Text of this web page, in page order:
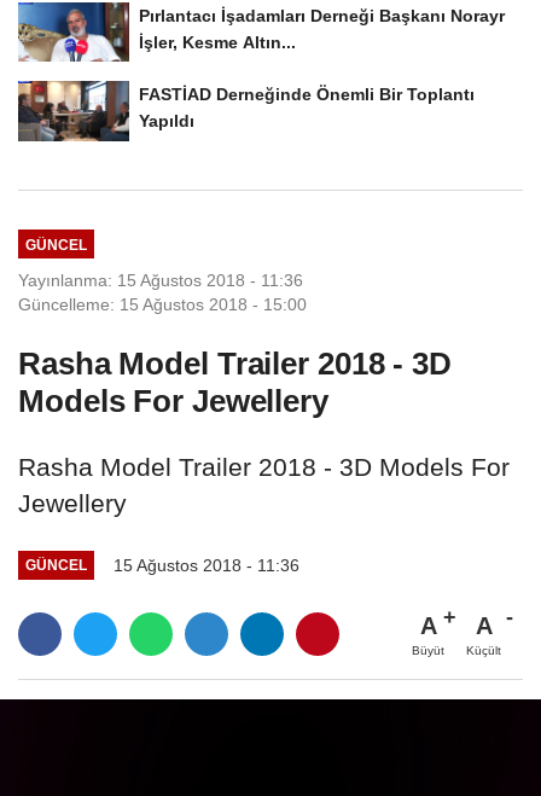
Pırlantacı İşadamları Derneği Başkanı Norayr
İşler, Kesme Altın...
FASTİAD Derneğinde Önemli Bir Toplantı
Yapıldı
GÜNCEL
Yayınlanma: 15 Ağustos 2018 - 11:36
Güncelleme: 15 Ağustos 2018 - 15:00
Rasha Model Trailer 2018 - 3D
Models For Jewellery
Rasha Model Trailer 2018 - 3D Models For
Jewellery
GÜNCEL 15 Ağustos 2018 - 11:36
A
Büyüt
A
Küçült